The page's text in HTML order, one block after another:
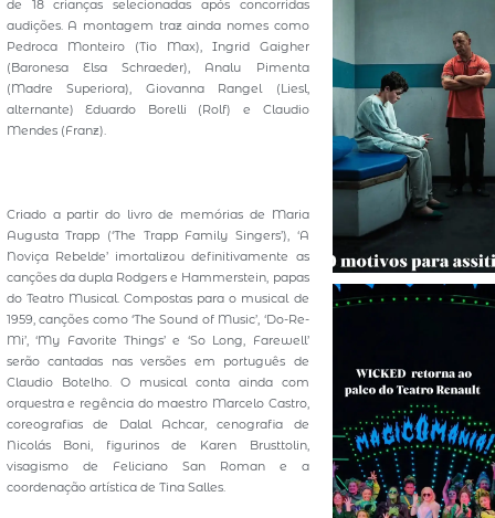
de 18 crianças selecionadas após concorridas
audições. A montagem traz ainda nomes como
Pedroca Monteiro (Tio Max), Ingrid Gaigher
(Baronesa Elsa Schraeder), Analu Pimenta
(Madre Superiora), Giovanna Rangel (Liesl,
alternante) Eduardo Borelli (Rolf) e Claudio
Mendes (Franz).
Criado a partir do livro de memórias de Maria
Augusta Trapp (‘The Trapp Family Singers’), ‘A
Noviça Rebelde’ imortalizou definitivamente as
canções da dupla Rodgers e Hammerstein, papas
do Teatro Musical. Compostas para o musical de
1959, canções como ‘The Sound of Music’, ‘Do-Re-
Mi’, ‘My Favorite Things’ e ‘So Long, Farewell’
serão cantadas nas versões em português de
Claudio Botelho. O musical conta ainda com
orquestra e regência do maestro Marcelo Castro,
coreografias de Dalal Achcar, cenografia de
Nicolás Boni, figurinos de Karen Brusttolin,
visagismo de Feliciano San Roman e a
coordenação artística de Tina Salles.